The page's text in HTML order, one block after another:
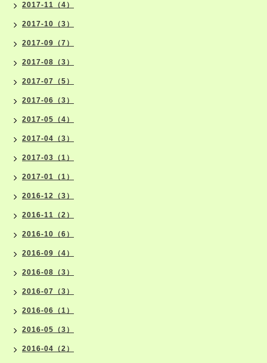
2017-11（4）
2017-10（3）
2017-09（7）
2017-08（3）
2017-07（5）
2017-06（3）
2017-05（4）
2017-04（3）
2017-03（1）
2017-01（1）
2016-12（3）
2016-11（2）
2016-10（6）
2016-09（4）
2016-08（3）
2016-07（3）
2016-06（1）
2016-05（3）
2016-04（2）